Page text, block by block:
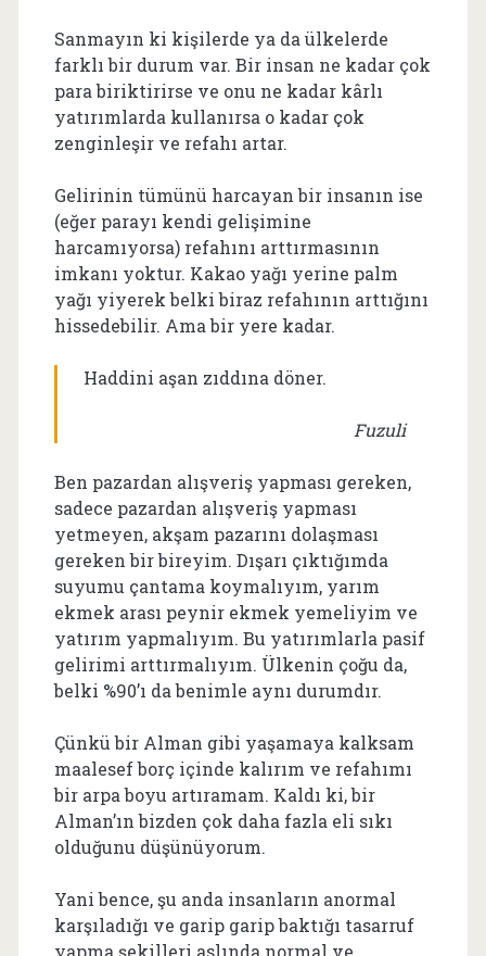
Sanmayın ki kişilerde ya da ülkelerde
farklı bir durum var. Bir insan ne kadar çok
para biriktirirse ve onu ne kadar kârlı
yatırımlarda kullanırsa o kadar çok
zenginleşir ve refahı artar.
Gelirinin tümünü harcayan bir insanın ise
(eğer parayı kendi gelişimine
harcamıyorsa) refahını arttırmasının
imkanı yoktur. Kakao yağı yerine palm
yağı yiyerek belki biraz refahının arttığını
hissedebilir. Ama bir yere kadar.
Haddini aşan zıddına döner.
Fuzuli
Ben pazardan alışveriş yapması gereken,
sadece pazardan alışveriş yapması
yetmeyen, akşam pazarını dolaşması
gereken bir bireyim. Dışarı çıktığımda
suyumu çantama koymalıyım, yarım
ekmek arası peynir ekmek yemeliyim ve
yatırım yapmalıyım. Bu yatırımlarla pasif
gelirimi arttırmalıyım. Ülkenin çoğu da,
belki %90’ı da benimle aynı durumdır.
Çünkü bir Alman gibi yaşamaya kalksam
maalesef borç içinde kalırım ve refahımı
bir arpa boyu artıramam. Kaldı ki, bir
Alman’ın bizden çok daha fazla eli sıkı
olduğunu düşünüyorum.
Yani bence, şu anda insanların anormal
karşıladığı ve garip garip baktığı tasarruf
yapma şekilleri aslında normal ve